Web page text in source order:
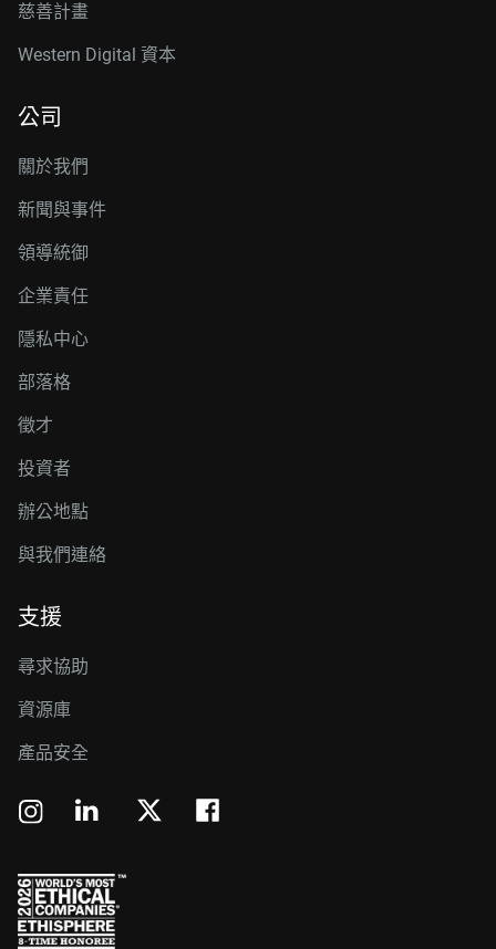
慈善計畫
Western Digital 資本
公司
關於我們
新聞與事件
領導統御
企業責任
隱私中心
部落格
徵才
投資者
辦公地點
與我們連絡
支援
尋求協助
資源庫
產品安全